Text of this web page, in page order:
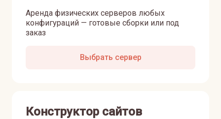
Аренда физических серверов любых
конфигураций — готовые сборки или под
заказ
Выбрать сервер
Конструктор сайтов